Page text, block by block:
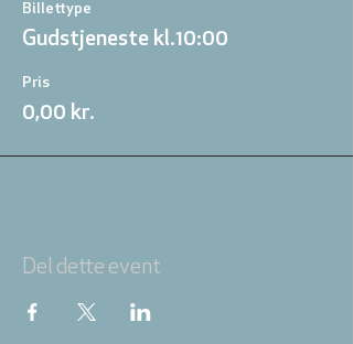
Billettype
Gudstjeneste kl.10:00
Pris
0,00 kr.
Del dette event